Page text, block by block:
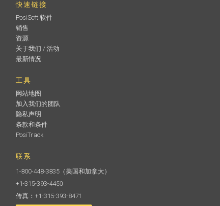
快速链接
PosiSoft 软件
销售
资源
关于我们 / 活动
最新情况
工具
网站地图
加入我们的团队
隐私声明
条款和条件
PosiTrack
联系
1-800-448-3835 （美国和加拿大）
+1-315-393-4450
传真：+1-315-393-8471